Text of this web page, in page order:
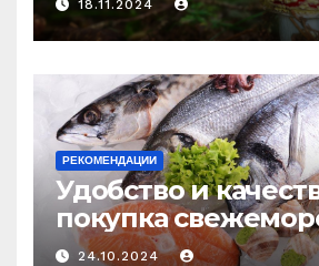
18.11.2024
РЕКОМЕНДАЦИИ
Удобство и
покупка
рыбы онлайн
24.10.2024